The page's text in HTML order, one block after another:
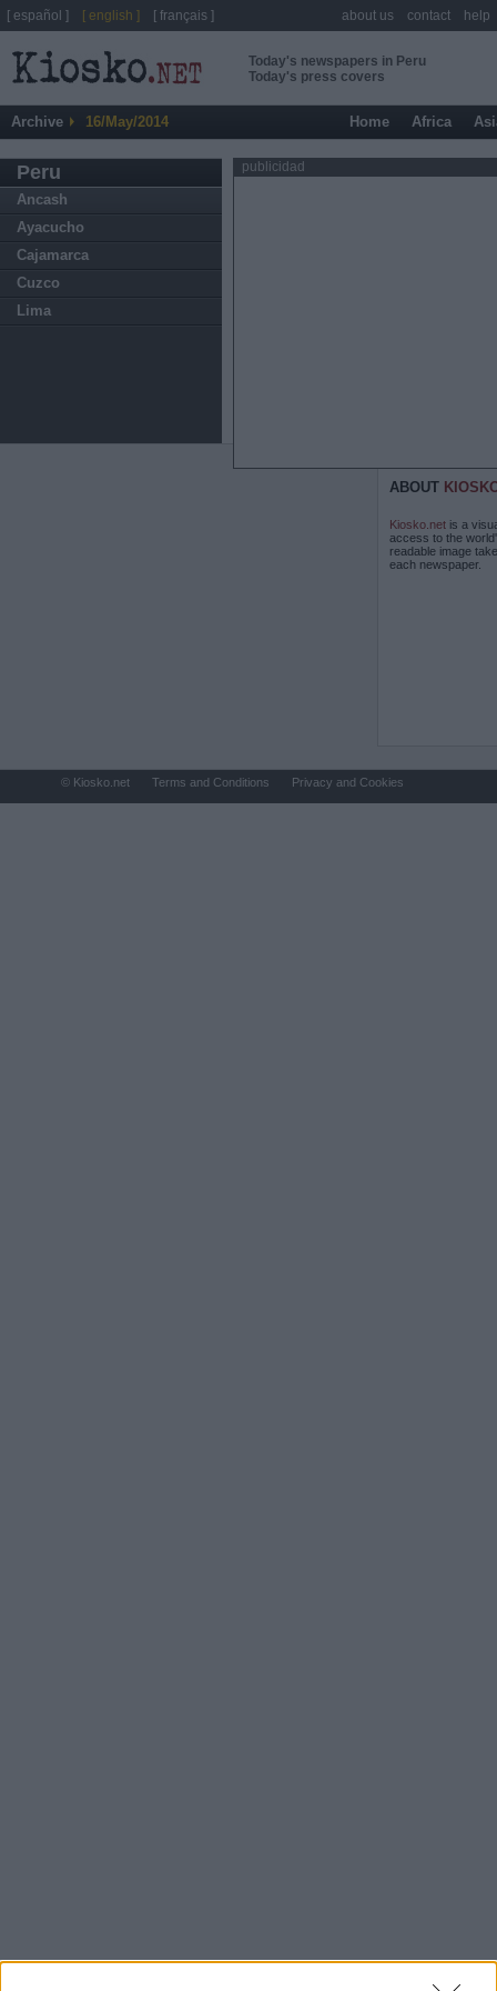
Today's newspapers in Peru
Today's press covers
Archive 16/May/2014 Home Africa
Peru
Ancash
Ayacucho
Cajamarca
Cuzco
Lima
publicidad
ABOUT
Kiosko.net is a
access to the
readable image
each newspaper.
[ español ] [ english ] [ français ] about us contact help
© Kiosko.net Terms and Conditions Privacy and Cookies